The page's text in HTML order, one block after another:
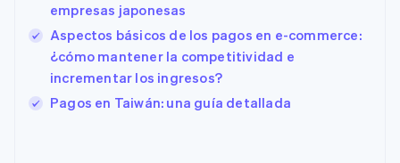
empresas japonesas
Aspectos básicos de los pagos en e-commerce:
¿cómo mantener la competitividad e
incrementar los ingresos?
Pagos en Taiwán: una guía detallada
Estados Unidos
EnglishEspañol简体中文
Estonia
English Svenska